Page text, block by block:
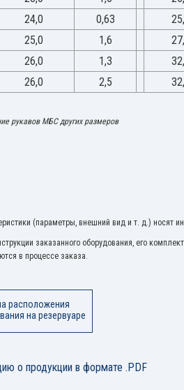
24,0 0,63
25,0 1,6
26,0 1,3
26,0 2,5
рукавов МБС других размеров
(параметры, внешний вид и т. д.) носят
заказанного оборудования, его
в процессе заказа.
расположения
на резервуаре
о продукции в формате .PDF